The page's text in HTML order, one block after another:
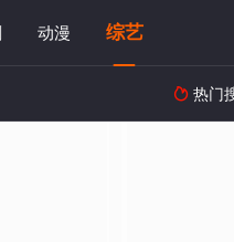
动漫 综艺
 热门